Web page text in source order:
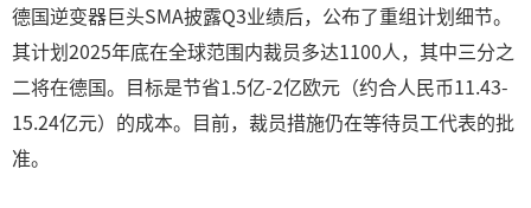
德国逆变器巨头SMA披露Q3业绩后，公布了重组计划细节。
其计划2025年底在全球范围内裁员多达1100人，其中三分之
二将在德国。目标是节省1.5亿-2亿欧元（约合人民币11.43-
15.24亿元）的成本。目前，裁员措施仍在等待员工代表的批
准。